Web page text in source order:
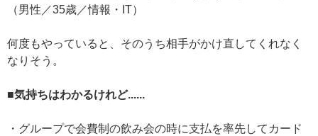
（男性／35歳／情報・IT）
何度もやっていると、そのうち相手がかけ直してくれなく
なりそう。
■気持ちはわかるけれど......
・グループで会費制の飲み会の時に支払を率先してカード